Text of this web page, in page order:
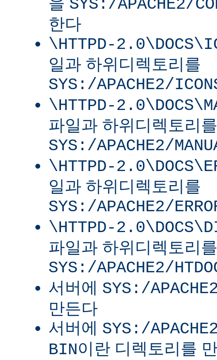
SYS:/APACHE2/
한다
\HTTPD-
일과 하위디렉토리를
SYS:/APACHE2/
\HTTPD-
파일과 하위디렉토리를
SYS:/APACHE2/
\HTTPD-
일과 하위디렉토리를
SYS:/APACHE2/
\HTTPD-
파일과 하위디렉토리를
SYS:/APACHE2/
서버에 SYS:/
만든다
서버에 SYS:/
BIN이란 디렉토리를